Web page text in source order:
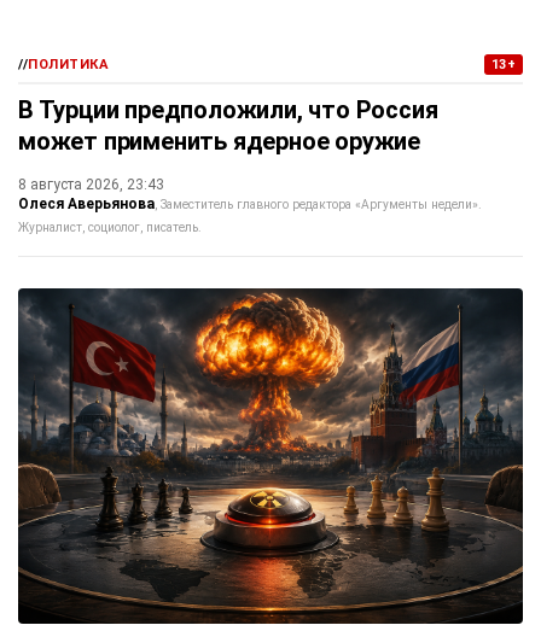
//ПОЛИТИКА 13+
В Турции предположили, что Россия
может применить ядерное оружие
8 августа 2026, 23:43
Олеся Аверьянова Заместитель главного редактора «Аргументы недели».
Журналист, социолог, писатель.